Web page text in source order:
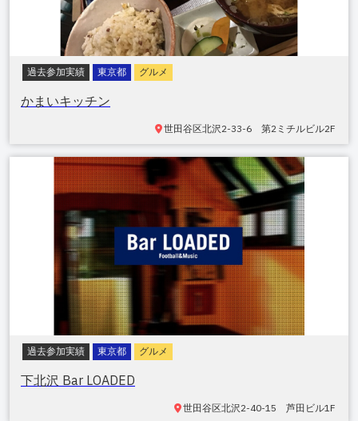
過去参加実績 東京都 グルメ
かまいキッチン
世田谷区北沢2-33-6 第2ミチルビル2F
過去参加実績 東京都 グルメ
下北沢 Bar LOADED
世田谷区北沢2-40-15 芦田ビル1F